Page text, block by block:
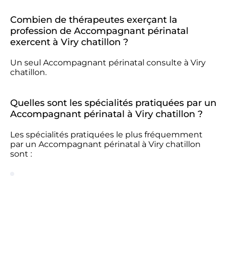
Combien de thérapeutes exerçant la
profession de Accompagnant périnatal
exercent à Viry chatillon ?
Un seul Accompagnant périnatal consulte à Viry
chatillon.
Quelles sont les spécialités pratiquées par un
Accompagnant périnatal à Viry chatillon ?
Les spécialités pratiquées le plus fréquemment
par un Accompagnant périnatal à Viry chatillon
sont :